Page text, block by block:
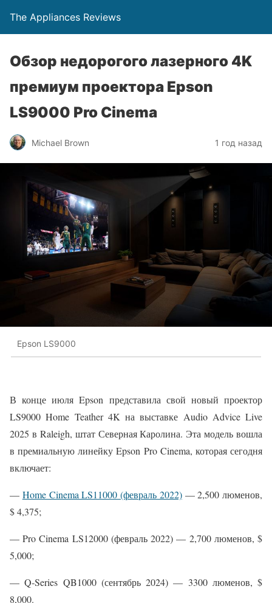
The Appliances Reviews
Обзор недорогого лазерного 4K
премиум проектора Epson
LS9000 Pro Cinema
Michael Brown 1 год назад
Epson LS9000
В конце июля Epson представила свой новый проектор
LS9000 Home Teather 4K на выставке Audio Advice Live
2025 в Raleigh, штат Северная Каролина. Эта модель вошла
в премиальную линейку Epson Pro Cinema, которая сегодня
включает:
— Home Cinema LS11000 (февраль 2022)— 2,500 люменов,
$ 4,375;
— Pro Cinema LS12000 (февраль 2022) — 2,700 люменов, $
5,000;
— Q-Series QB1000 (сентябрь 2024) — 3300 люменов, $
8,000.